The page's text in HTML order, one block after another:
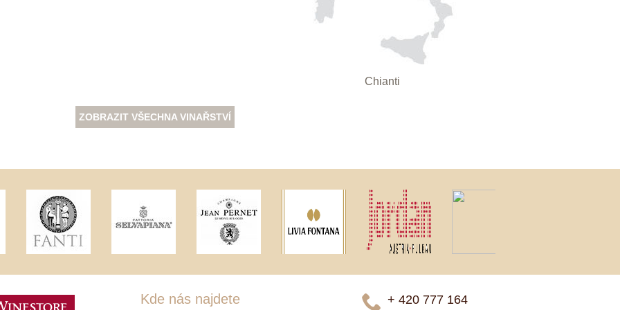
Chianti
ZOBRAZIT VŠECHNA VINAŘSTVÍ
Kde nás najdete
+ 420 777 ­164